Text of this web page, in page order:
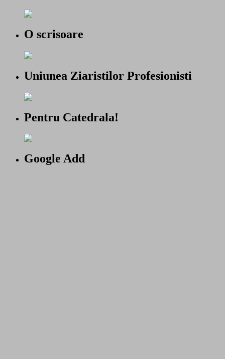
O scrisoare
Uniunea Ziaristilor Profesionisti
Pentru Catedrala!
Google Add